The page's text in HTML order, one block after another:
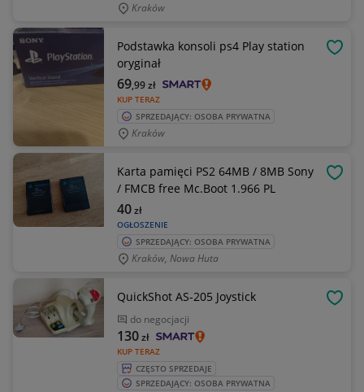
Kraków
Podstawka konsoli ps4 Play station
oryginał
KUP TERAZ
69,99zł
SPRZEDAJĄCY: OSOBA PRYWATNA
Kraków
Karta pamięci PS2 64MB / 8MB Sony
/ FMCB free Mc.Boot 1.966 PL
OGŁOSZENIE
40zł
SPRZEDAJĄCY: OSOBA PRYWATNA
Kraków, Nowa Huta
QuickShot AS-205 Joystick
do negocjacji
KUP TERAZ
130zł
CZĘSTO SPRZEDAJE
SPRZEDAJĄCY: OSOBA PRYWATNA